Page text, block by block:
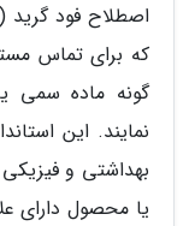
که برای تماس
گونه ماده سمی
نمایند. این
بهداشتی و
یا محصول دارای